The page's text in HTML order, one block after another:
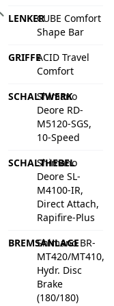
LENKERCUBE Comfort
Shape Bar
GRIFFEACID Travel
Comfort
SCHALTWERK
Shimano
Deore RD-
M5120-SGS,
10-Speed
SCHALTHEBEL
Shimano
Deore SL-
M4100-IR,
Direct Attach,
Rapifire-Plus
BREMSANLAGE
Shimano BR-
MT420/MT410,
Hydr. Disc
Brake
(180/180)